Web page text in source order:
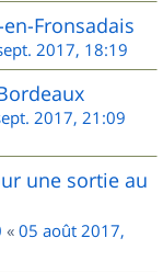
Fronsadais
2017, 18:19
2017, 21:09
une sortie au
« 05 août 2017,